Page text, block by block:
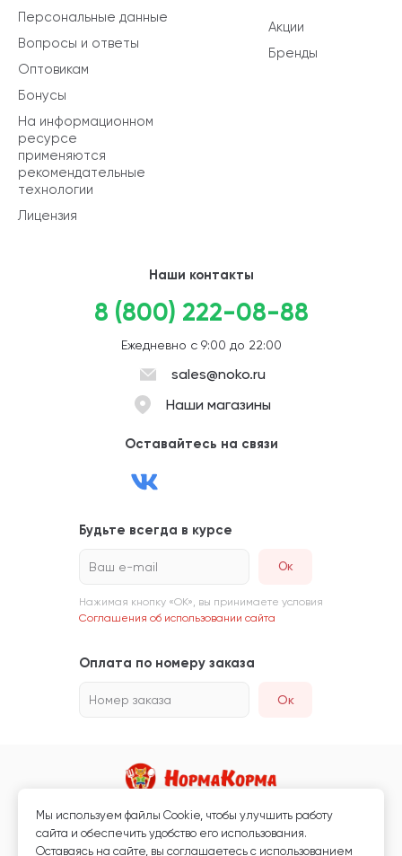
Акции
Бренды
Персональные данные
Вопросы и ответы
Оптовикам
Бонусы
На информационном
ресурсе
применяются
рекомендательные
технологии
Лицензия
Наши контакты
8 (800) 222-08-88
Ежедневно с 9:00 до 22:00
sales@noko.ru
Наши магазины
Оставайтесь на связи
Будьте всегда в курсе
Ваш e-mail
Нажимая кнопку «ОК», вы принимаете условия
Соглашения об использовании сайта
Оплата по номеру заказа
Номер заказа Ок
Магазин кормов для животных и ветаптека
Любая информация, размещённая на сайте, не является публичной
Мы используем файлы Сookie, чтобы улучшить работу
сайта и обеспечить удобство его использования.
Оставаясь на сайте, вы соглашаетесь с использованием